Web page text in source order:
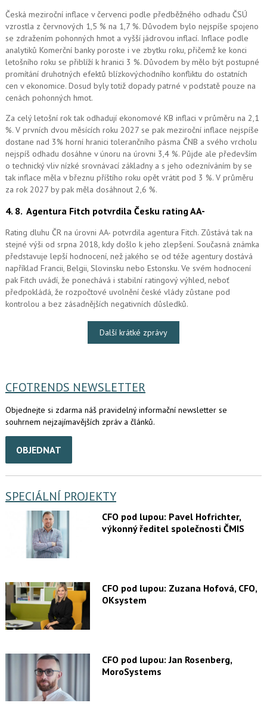
Česká meziroční inflace v červenci podle předběžného odhadu ČSÚ
vzrostla z červnových 1,5 % na 1,7 %. Důvodem bylo nejspíše spojeno
se zdražením pohonných hmot a vyšší jádrovou inflací. Inflace podle
analytiků Komerční banky poroste i ve zbytku roku, přičemž ke konci
letošního roku se přiblíží k hranici 3 %. Důvodem by mělo být postupné
promítání druhotných efektů blízkovýchodního konfliktu do ostatních
cen v ekonomice. Dosud byly totiž dopady patrné v podstatě pouze na
cenách pohonných hmot.
Za celý letošní rok tak odhadují ekonomové KB inflaci v průměru na 2,1
%. V prvních dvou měsících roku 2027 se pak meziroční inflace nejspíše
dostane nad 3% horní hranici tolerančního pásma ČNB a svého vrcholu
nejspíš odhadu dosáhne v únoru na úrovni 3,4 %. Půjde ale především
o technický vliv nízké srovnávací základny a s jeho odezníváním by se
tak inflace měla v březnu příštího roku opět vrátit pod 3 %. V průměru
za rok 2027 by pak měla dosáhnout 2,6 %.
4. 8. Agentura Fitch potvrdila Česku rating AA-
Rating dluhu ČR na úrovni AA- potvrdila agentura Fitch. Zůstává tak na
stejné výši od srpna 2018, kdy došlo k jeho zlepšení. Současná známka
představuje lepší hodnocení, než jakého se od téže agentury dostává
například Francii, Belgii, Slovinsku nebo Estonsku. Ve svém hodnocení
pak Fitch uvádí, že ponechává i stabilní ratingový výhled, neboť
předpokládá, že rozpočtové uvolnění české vlády zůstane pod
kontrolou a bez zásadnějších negativních důsledků.
Další krátké zprávy
CFOTRENDS NEWSLETTER
Objednejte si zdarma náš pravidelný informační newsletter se
souhrnem nejzajímavějších zpráv a článků.
OBJEDNAT
SPECIÁLNÍ PROJEKTY
CFO pod lupou: Pavel Hofrichter,
výkonný ředitel společnosti ČMIS
CFO pod lupou: Zuzana Hofová, CFO,
OKsystem
CFO pod lupou: Jan Rosenberg,
MoroSystems